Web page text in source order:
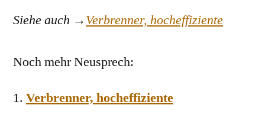
Siehe auch →Verbrenner, hocheffiziente
Noch mehr Neusprech:
Verbrenner, hocheffiziente